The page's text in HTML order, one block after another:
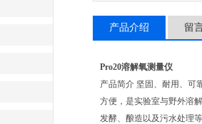
产品介绍 留
Pro20溶解氧测量仪
产品简介 坚固、耐用、可
方便，是实验室与野外溶
发酵、酿造以及污水处理